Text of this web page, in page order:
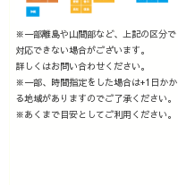
※一部離島や山間部など、上記の区分で
対応できない場合がございます。
詳しくはお問い合わせください。
※一部、時間指定をした場合は+1日かか
る地域がありますのでご了承ください。
※あくまで目安としてご利用ください。